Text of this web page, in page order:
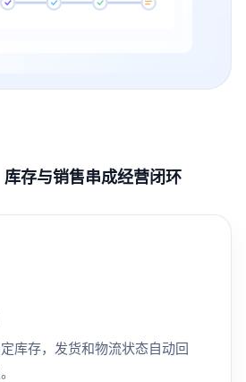
存与销售串成经营闭环
库存，发货和物流状态自动回